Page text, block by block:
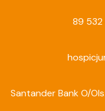
89 532
Santander Bank O/